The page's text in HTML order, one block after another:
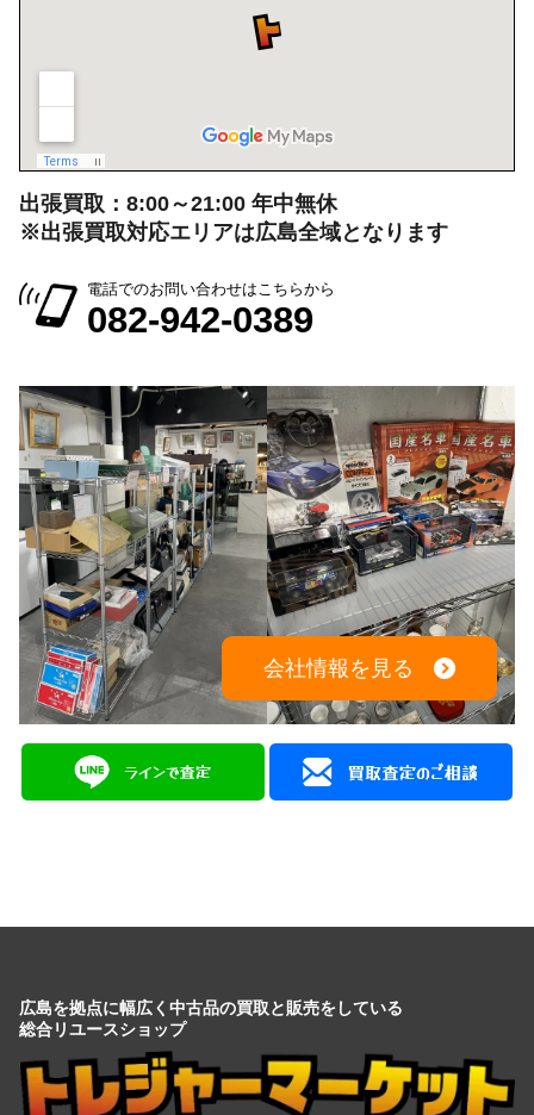
出張買取：8:00～21:00 年中無休
※出張買取対応エリアは広島全域となります
電話でのお問い合わせはこちらから
082-942-0389
会社情報を見る
広島を拠点に幅広く中古品の買取と販売をしている
総合リユースショップ